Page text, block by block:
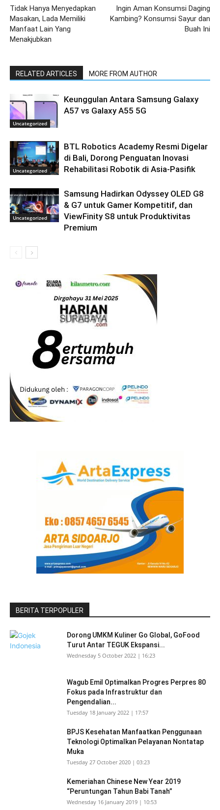
Tidak Hanya Menyedapkan
Masakan, Lada Memiliki
Manfaat Lain Yang
Menakjubkan
Ingin Aman Konsumsi Daging
Kambing? Konsumsi Sayur dan
Buah Ini
RELATED ARTICLES MORE FROM AUTHOR
Uncategorized
Keunggulan Antara Samsung Galaxy
A57 vs Galaxy A55 5G
Uncategorized
BTL Robotics Academy Resmi Digelar
di Bali, Dorong Penguatan Inovasi
Rehabilitasi Robotik di Asia-Pasifik
Uncategorized
Samsung Hadirkan Odyssey OLED G8
& G7 untuk Gamer Kompetitif, dan
ViewFinity S8 untuk Produktivitas
Premium
BERITA TERPOPULER
Dorong UMKM Kuliner Go Global, GoFood
Turut Antar TEGUK Ekspansi...
Wednesday 5 October 2022 | 16:23
Wagub Emil Optimalkan Progres Perpres 80
Fokus pada Infrastruktur dan
Pengendalian...
Tuesday 18 January 2022 | 17:57
BPJS Kesehatan Manfaatkan Penggunaan
Teknologi Optimalkan Pelayanan Nontatap
Muka
Tuesday 27 October 2020 | 03:23
Kemeriahan Chinese New Year 2019
“Peruntungan Tahun Babi Tanah”
Wednesday 16 January 2019 | 10:53